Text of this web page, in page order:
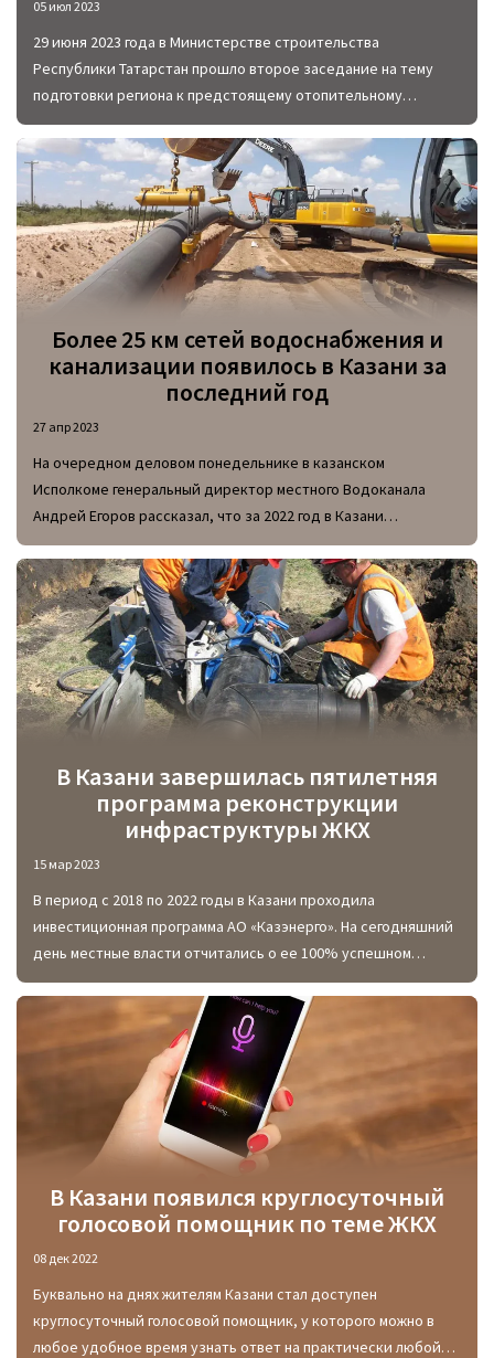
05 июл 2023
29 июня 2023 года в Министерстве строительства
Республики Татарстан прошло второе заседание на тему
подготовки региона к предстоящему отопительному
периоду. Началом мероприятия стало оглашение данных,
полученных благодаря системе «Мониторинг жилищного
фонда».
Более 25 км сетей водоснабжения и
канализации появилось в Казани за
последний год
27 апр 2023
На очередном деловом понедельнике в казанском
Исполкоме генеральный директор местного Водоканала
Андрей Егоров рассказал, что за 2022 год в Казани
построили и отремонтировали более 25 км сетей
водоснабжения и водоотведения. В число объектов,
подключенных к новым линиям, числится военный госпиталь,
гимназия №18, пересадочный ЖД-узел «Компрессорный» и
другие.
В Казани завершилась пятилетняя
программа реконструкции
инфраструктуры ЖКХ
15 мар 2023
В период с 2018 по 2022 годы в Казани проходила
инвестиционная программа АО «Казэнерго». На сегодняшний
день местные власти отчитались о ее 100% успешном
выполнении. На модернизацию, ремонт и обслуживание
городских тепловых пунктов и сетей было реализовано
больше 1 млрд рублей.
В Казани появился круглосуточный
голосовой помощник по теме ЖКХ
08 дек 2022
Буквально на днях жителям Казани стал доступен
круглосуточный голосовой помощник, у которого можно в
любое удобное время узнать ответ на практически любой